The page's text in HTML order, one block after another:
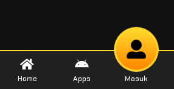
Home Apps Masuk